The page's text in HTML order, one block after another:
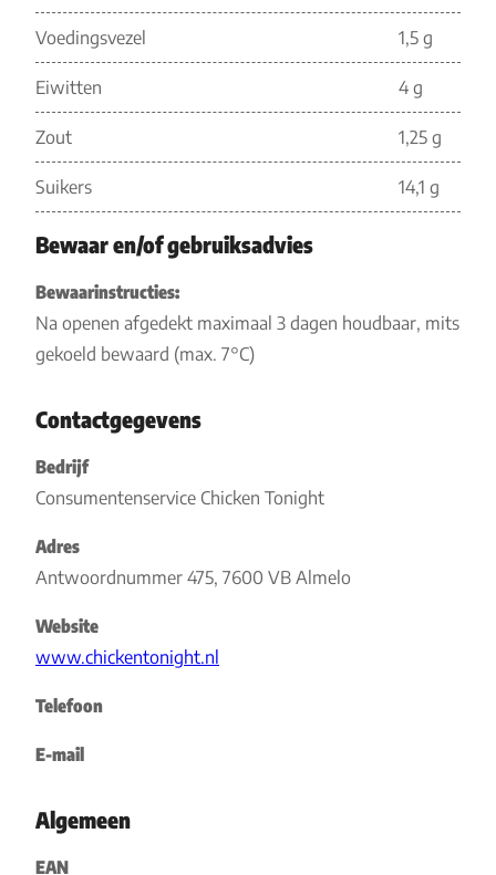
Voedingsvezel 1,5 g
Eiwitten 4 g
Zout 1,25 g
Suikers 14,1 g
Bewaar en/of gebruiksadvies
Bewaarinstructies:
Na openen afgedekt maximaal 3 dagen houdbaar, mits
gekoeld bewaard (max. 7°C)
Contactgegevens
Bedrijf
Consumentenservice Chicken Tonight
Adres
Antwoordnummer 475, 7600 VB Almelo
Website
www.chickentonight.nl
Telefoon
E-mail
Algemeen
EAN